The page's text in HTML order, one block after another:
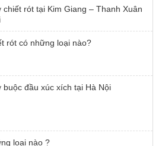
chiết rót tại Kim Giang – Thanh Xuân
rót có những loại nào?
buộc đầu xúc xích tại Hà Nội
loại nào ?